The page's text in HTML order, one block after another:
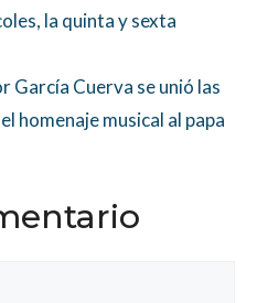
la quinta y sexta
García Cuerva se unió las
homenaje musical al papa